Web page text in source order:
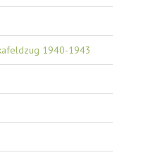
1940-1943